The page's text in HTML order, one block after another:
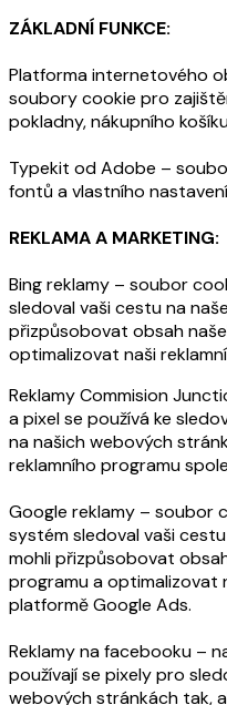
ZÁKLADNÍ FUNKCE:
Platforma internetového
soubory cookie pro
pokladny, nákupního
Typekit od Adobe –
fontů a vlastního nastavení
REKLAMA A MARKETING:
Bing reklamy – soubor
sledoval vaši cestu na
přizpůsobovat obsah
optimalizovat naši
Reklamy Commision
a pixel se používá ke
na našich webových
reklamního programu
Google reklamy – soubor
systém sledoval vaši
mohli přizpůsobovat
programu a optimalizovat
platformě Google Ads.
Reklamy na facebooku –
používají se pixely pro
webových stránkách tak,